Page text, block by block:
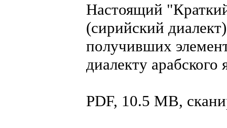
Настоящий
(сирийский
получивших
диалекту арабского
PDF, 10.5 MB,